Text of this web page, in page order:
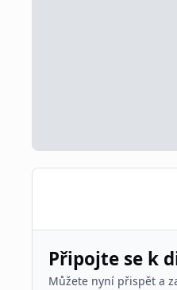
Připojte se k
Můžete nyní přispět a